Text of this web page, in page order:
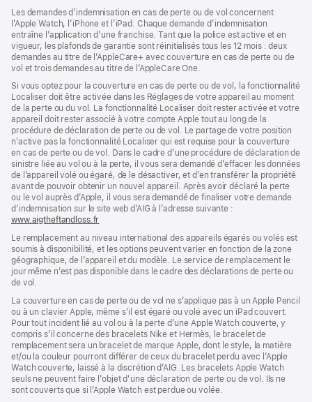
fenêtre)
Les demandes d’indemnisation en cas de perte ou de vol concernent
l’Apple Watch, l’iPhone et l’iPad. Chaque demande d’indemnisation
entraîne l’application d’une franchise. Tant que la police est active et en
vigueur, les plafonds de garantie sont réinitialisés tous les 12 mois : deux
demandes au titre de l’AppleCare+ avec couverture en cas de perte ou de
vol et trois demandes au titre de l’AppleCare One.
Si vous optez pour la couverture en cas de perte ou de vol, la fonctionnalité
Localiser doit être activée dans les Réglages de votre appareil au moment
de la perte ou du vol. La fonctionnalité Localiser doit rester activée et votre
appareil doit rester associé à votre compte Apple tout au long de la
procédure de déclaration de perte ou de vol. Le partage de votre position
n’active pas la fonctionnalité Localiser qui est requise pour la couverture
en cas de perte ou de vol. Dans le cadre d’une procédure de déclaration de
sinistre liée au vol ou à la perte, il vous sera demandé d’effacer les données
de l’appareil volé ou égaré, de le désactiver, et d’en transférer la propriété
avant de pouvoir obtenir un nouvel appareil. Après avoir déclaré la perte
ou le vol auprès d’Apple, il vous sera demandé de finaliser votre demande
d’indemnisation sur le site web d’AIG à l’adresse suivante :
www.aigtheftandloss.fr
une
nouvelle
fenêtre)
Le remplacement au niveau international des appareils égarés ou volés est
soumis à disponibilité, et les options peuvent varier en fonction de la zone
géographique, de l’appareil et du modèle. Le service de remplacement le
jour même n’est pas disponible dans le cadre des déclarations de perte ou
de vol.
La couverture en cas de perte ou de vol ne s’applique pas à un Apple Pencil
ou à un clavier Apple, même s’il est égaré ou volé avec un iPad couvert.
Pour tout incident lié au vol ou à la perte d’une Apple Watch couverte, y
compris s’il concerne des bracelets Nike et Hermès, le bracelet de
remplacement sera un bracelet de marque Apple, dont le style, la matière
et/ou la couleur pourront différer de ceux du bracelet perdu avec l’Apple
Watch couverte, laissé à la discrétion d’AIG. Les bracelets Apple Watch
seuls ne peuvent faire l’objet d’une déclaration de perte ou de vol. Ils ne
sont couverts que si l’Apple Watch est perdue ou volée.